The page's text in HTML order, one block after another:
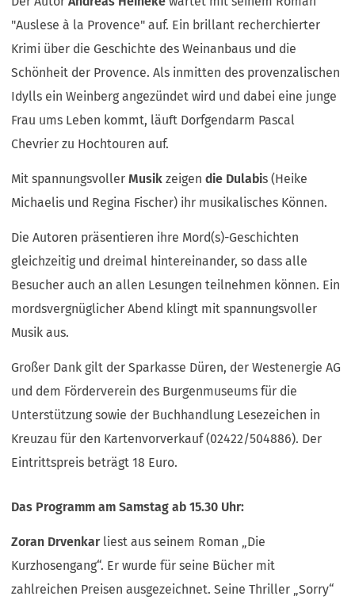
"Auslese à la Provence" auf. Ein brillant recherchierter
Krimi über die Geschichte des Weinanbaus und die
Schönheit der Provence. Als inmitten des provenzalischen
Idylls ein Weinberg angezündet wird und dabei eine junge
Frau ums Leben kommt, läuft Dorfgendarm Pascal
Chevrier zu Hochtouren auf.
Mit spannungsvollerMusik zeigendie Dulabis (Heike
Michaelis und Regina Fischer) ihr musikalisches Können.
Die Autoren präsentieren ihre Mord(s)-Geschichten
gleichzeitig und dreimal hintereinander, so dass alle
Besucher auch an allen Lesungen teilnehmen können. Ein
mordsvergnüglicher Abend klingt mit spannungsvoller
Musik aus.
Großer Dank gilt der Sparkasse Düren, der Westenergie AG
und dem Förderverein des Burgenmuseums für die
Unterstützung sowie der Buchhandlung Lesezeichen in
Kreuzau für den Kartenvorverkauf (02422/504886). Der
Eintrittspreis beträgt 18 Euro.
Das Programm am Samstag ab 15.30 Uhr:
Zoran Drvenkarliest aus seinem Roman „Die
Kurzhosengang“. Er wurde für seine Bücher mit
zahlreichen Preisen ausgezeichnet. Seine Thriller „Sorry“